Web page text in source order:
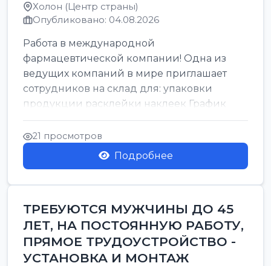
Холон (Центр страны)
Опубликовано: 04.08.2026
Работа в международной
фармацевтической компании! Одна из
ведущих компаний в мире приглашает
сотрудников на склад для: упаковки
продукции расклейки наклеек График
работы: с 7:00 до 16:00 Оплата: 38 в ...
21 просмотров
Подробнее
ТРЕБУЮТСЯ МУЖЧИНЫ ДО 45
ЛЕТ, НА ПОСТОЯННУЮ РАБОТУ,
ПРЯМОЕ ТРУДОУСТРОЙСТВО -
УСТАНОВКА И МОНТАЖ